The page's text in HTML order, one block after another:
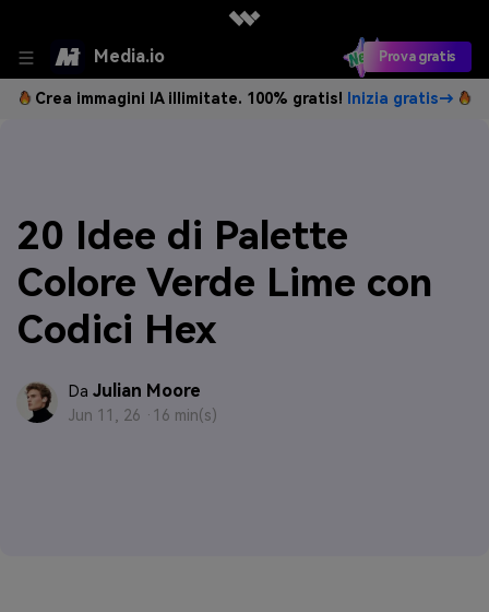
Media.io Prova gratis
Crea immagini IA illimitate. 100% gratis! Inizia gratis→
20 Idee di Palette
Colore Verde Lime con
Codici Hex
Da Julian Moore
Jun 11, 26 · 16 min(s)